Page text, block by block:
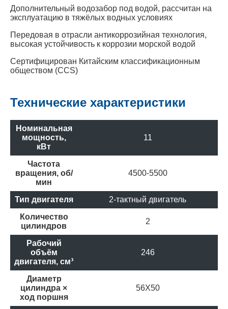
Дополнительный водозабор под водой, рассчитан на
эксплуатацию в тяжёлых водных условиях
Передовая в отрасли антикоррозийная технология,
высокая устойчивость к коррозии морской водой
Сертифицирован Китайским классификационным
обществом (CCS)
Технические характеристики
Номинальная
мощность,
кВт
11
Частота
вращения, об/
мин
4500-5500
Тип двигателя
2-тактный двигатель
Количество
цилиндров
2
Рабочий
объём
двигателя, см³
246
Диаметр
цилиндра ×
ход поршня
56X50